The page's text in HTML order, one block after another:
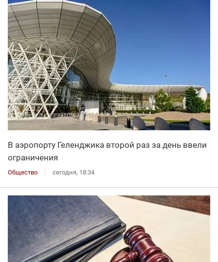
В аэропорту Геленджика второй раз за день ввели
ограничения
Общество сегодня, 18:34